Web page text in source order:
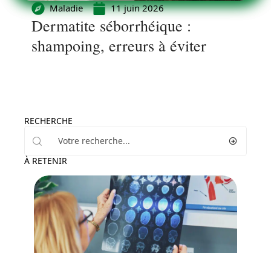
Maladie 11 juin 2026
Dermatite séborrhéique :
shampoing, erreurs à éviter
RECHERCHE
À RETENIR
Santé